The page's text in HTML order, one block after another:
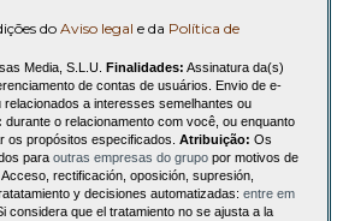
do Aviso legal e da Política de
Media, S.L.U. Finalidades: Assinatura da(s)
de contas de usuários. Envio de e-
relacionados a interesses semelhantes ou
durante o relacionamento com você, ou enquanto
os propósitos especificados. Atribuição: Os
para outras empresas do grupo por motivos de
Acceso, rectificación, oposición, supresión,
y decisiones automatizadas: entre em
Si considera que el tratamiento no se ajusta a la